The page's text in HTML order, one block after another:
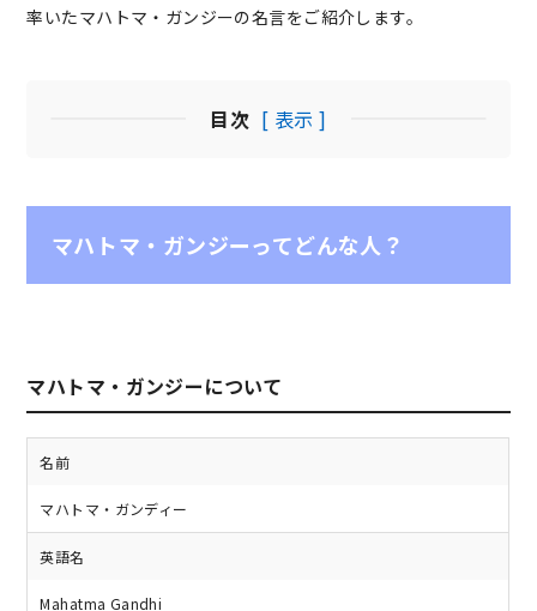
率いたマハトマ・ガンジーの名言をご紹介します。
目次 [ 表示 ]
マハトマ・ガンジーってどんな人？
マハトマ・ガンジーについて
名前
マハトマ・ガンディー
英語名
Mahatma Gandhi